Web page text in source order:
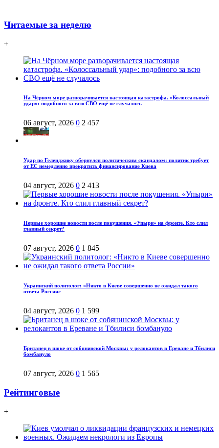
Читаемые за неделю
+
На Чёрном море разворачивается настоящая катастрофа. «Колоссальный
удар»: подобного за всю СВО ещё не случалось
06 август, 2026 0 2 457
Удар по Геленджику обернулся политическим скандалом: политик требует
от ЕС немедленно прекратить финансирование Киева
04 август, 2026 0 2 413
Первые хорошие новости после покушения. «Упыри» на фронте. Кто слил
главный секрет?
07 август, 2026 0 1 845
Украинский политолог: «Никто в Киеве совершенно не ожидал такого
ответа России»
04 август, 2026 0 1 599
Британец в шоке от собянинской Москвы: у релокантов в Ереване и Тбилиси
бомбануло
07 август, 2026 0 1 565
Рейтинговые
+